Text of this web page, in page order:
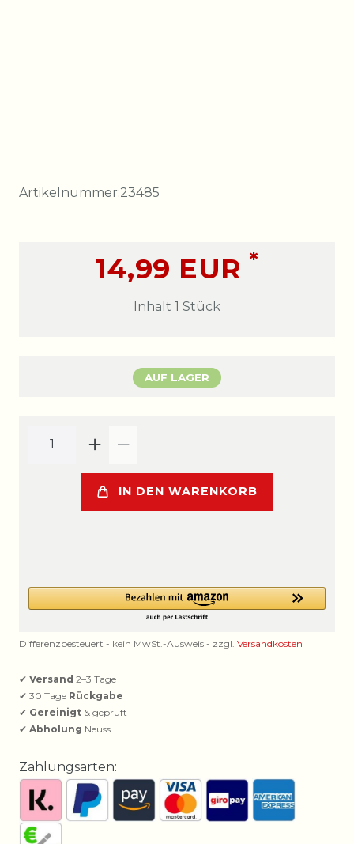
Artikelnummer:23485
14,99 EUR*
Inhalt 1 Stück
AUF LAGER
IN DEN WARENKORB
Differenzbesteuert - kein MwSt.-Ausweis - zzgl. Versandkosten
✔ Versand 2–3 Tage
✔ 30 Tage Rückgabe
✔ Gereinigt & geprüft
✔ Abholung Neuss
Zahlungsarten: